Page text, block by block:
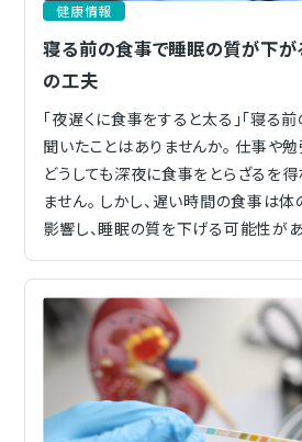
健康情報
寝る前の食事で睡眠の質が下が
の工夫
「夜遅くに食事をすると太る」「寝る
聞いたことはありませんか。 仕事や勉
どうしても深夜に食事をとらざるを
ません。 しかし、遅い時間の食事は
影響し、睡眠の質を下げる可能性があ